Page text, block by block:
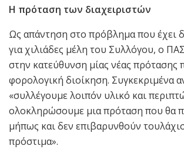
Η πρόταση των διαχειριστών
Ως απάντηση στο πρόβλημα που έχει
για χιλιάδες μέλη του Συλλόγου, ο
στην κατεύθυνση μίας νέας πρότασης
φορολογική διοίκηση. Συγκεκριμένα
«συλλέγουμε λοιπόν υλικό και
ολοκληρώσουμε μια πρόταση που θα
μήπως και δεν επιβαρυνθούν
πρόστιμα».